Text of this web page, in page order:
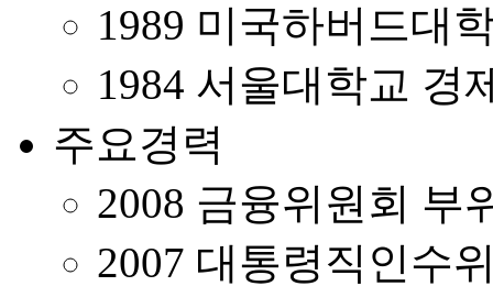
1989 미국하버드대
1984 서울대학교 경
주요경력
2008 금융위원회 부
2007 대통령직인수